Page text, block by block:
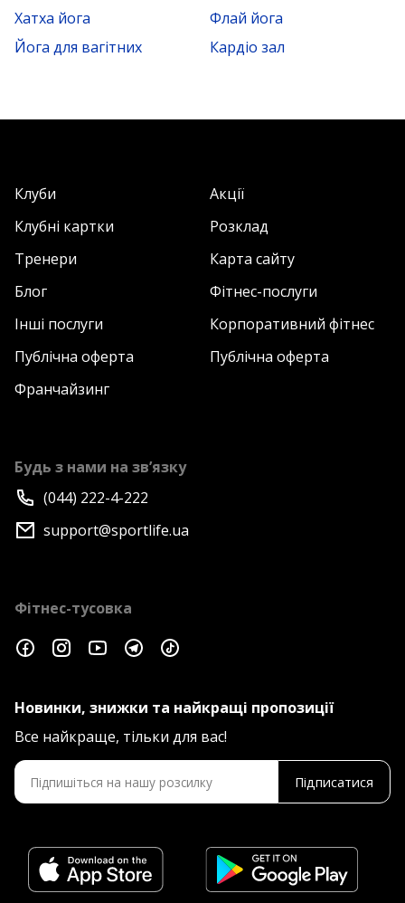
Хатха йога
Флай йога
Йога для вагітних
Кардіо зал
Клуби
Акції
Клубні картки
Розклад
Тренери
Карта сайту
Блог
Фітнес-послуги
Інші послуги
Корпоративний фітнес
Публічна оферта
Публічна оферта
Франчайзинг
Будь з нами на зв’язку
(044) 222-4-222
support@sportlife.ua
Фітнес-тусовка
Новинки, знижки та найкращі пропозиції
Все найкраще, тільки для вас!
Підписатися